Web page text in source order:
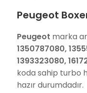
Peugeot
Peugeot marka
1350787080,
1393323080,
koda sahip turbo
hazır durumdadır.